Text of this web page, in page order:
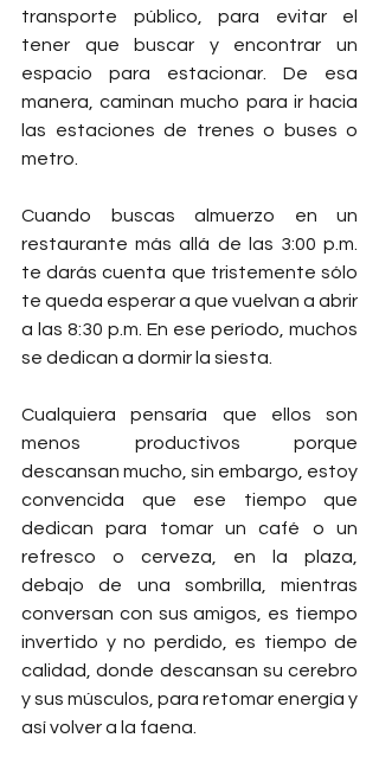
transporte público, para evitar el
tener que buscar y encontrar un
espacio para estacionar. De esa
manera, caminan mucho para ir hacia
las estaciones de trenes o buses o
metro.
Cuando buscas almuerzo en un
restaurante más allá de las 3:00 p.m.
te darás cuenta que tristemente sólo
te queda esperar a que vuelvan a abrir
a las 8:30 p.m. En ese período, muchos
se dedican a dormir la siesta.
Cualquiera pensaría que ellos son
menos productivos porque
descansan mucho, sin embargo, estoy
convencida que ese tiempo que
dedican para tomar un café o un
refresco o cerveza, en la plaza,
debajo de una sombrilla, mientras
conversan con sus amigos, es tiempo
invertido y no perdido, es tiempo de
calidad, donde descansan su cerebro
y sus músculos, para retomar energía y
así volver a la faena.